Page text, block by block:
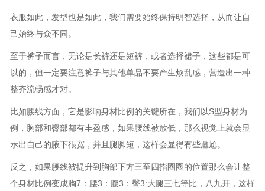
衣服如此，发型也是如此，我们需要始终保持明智选择，从而让自
己始终与众不同。
至于裤子而言，无论是长裤还是短裤，或者选择裙子，这些都是可
以的，但一定要注意裤子与其他单品不要产生烦乱感，营造出一种
整齐流畅感才对。
比如腰线方面，它是影响身材比例的关键所在，我们以S型身材为
例，胸部和臀部都有丰盈感，如果腰线被放低，那么视觉上就会显
示出自己的腋下很宽，并且腿脚短，这样会显得有些尴尬。
反之，如果腰线被提升到胸部下方三至四指圈圈的位置那么会让整
个身材比例变成胸7：腰3：腹3：臀3:大腿三七等比，八九开，这样